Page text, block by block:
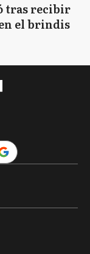
tras recibir
el brindis